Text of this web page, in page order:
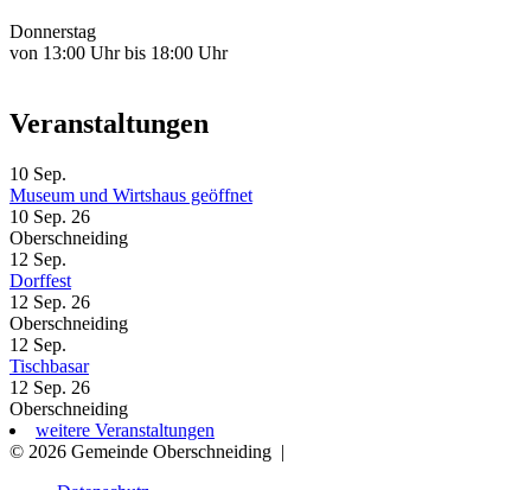
Donnerstag
von 13:00 Uhr bis 18:00 Uhr
Veranstaltungen
10 Sep.
Museum und Wirtshaus geöffnet
10 Sep. 26
Oberschneiding
12 Sep.
Dorffest
12 Sep. 26
Oberschneiding
12 Sep.
Tischbasar
12 Sep. 26
Oberschneiding
weitere Veranstaltungen
© 2026 Gemeinde Oberschneiding |